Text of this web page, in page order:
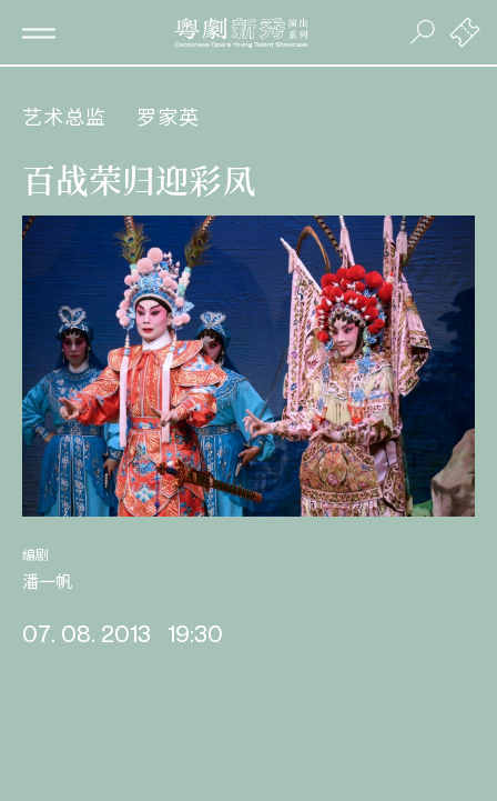
艺术总监 罗家英
百战荣归迎彩凤
编剧
潘一帆
07. 08. 2013 19:30